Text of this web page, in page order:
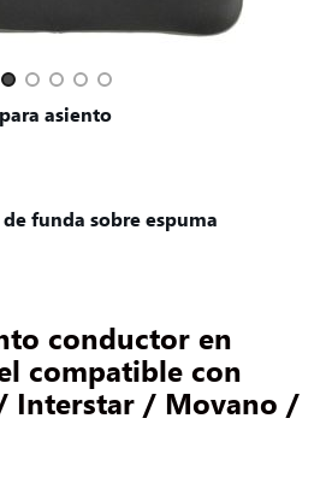
asiento
funda sobre espuma
conductor en
compatible con
Interstar / Movano /